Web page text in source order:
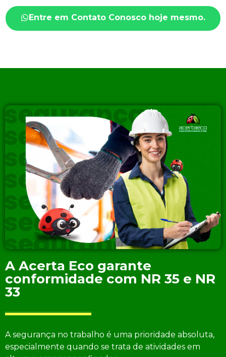
Entre em Contato Conosco hoje mesmo.
A Acerta Eco garante
conformidade com NR 35 e NR
33
A segurança no trabalho é uma prioridade absoluta,
especialmente quando se trata de atividades em